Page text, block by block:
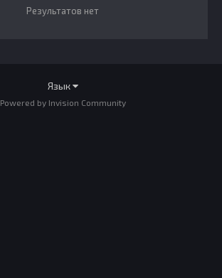
Результатов нет
Язык
Powered by Invision Community